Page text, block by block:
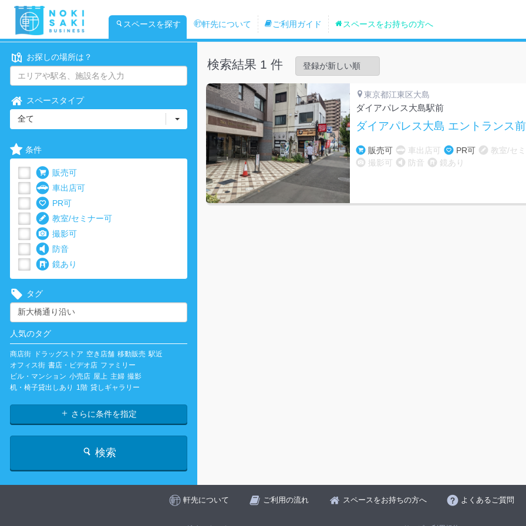
スペースを探す 軒先について ご利用ガイド スペースをお持ちの方へ
お探しの場所は？
スペースタイプ
全て
条件
販売可
車出店可
PR可
教室/セミナー可
撮影可
防音
鏡あり
タグ
人気のタグ
商店街 ドラッグストア 空き店舗 移動販売 駅近
オフィス街 書店・ビデオ店 ファミリー
ビル・マンション 小売店 屋上 主婦 撮影
机・椅子貸出しあり
1階 貸しギャラリー
さらに条件を指定
検索
検索結果 1 件
東京都江東区大島
ダイアパレス大島駅前
ダイアパレス大島 エントランス前
販売可 車出店可 PR可
教室/セ
撮影可
防音 鏡あり
軒先について ご利用の流れ スペースをお持ちの方へ よくあるご質問